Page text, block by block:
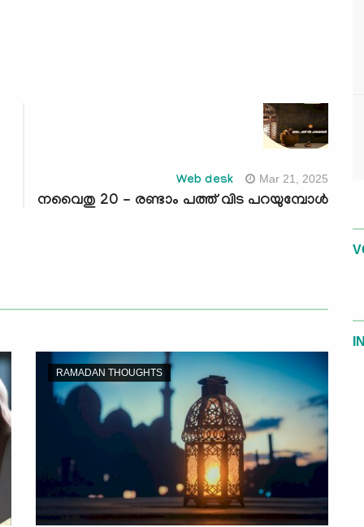
Web desk Mar 21, 2025
നവൈതു 20 - രണ്ടാം പത്ത് വിട പറയുമ്പോള്‍
RAMADAN THOUGHTS